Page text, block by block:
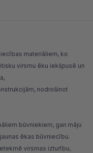
materiāliem, ko
virsmu ēku iekšpusē un
nodrošinot
būvniekiem, gan māju
ēkas būvniecību.
virsmas izturību,